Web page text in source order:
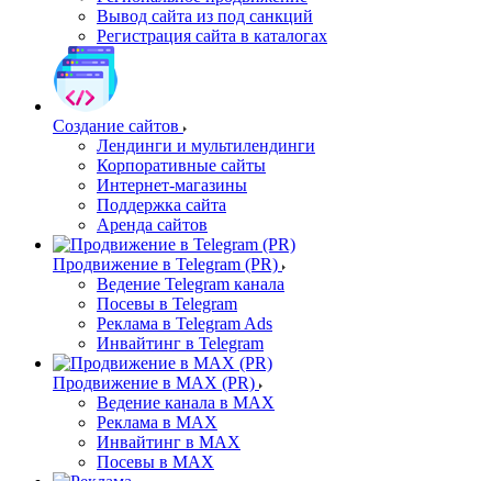
Вывод сайта из под санкций
Регистрация сайта в каталогах
Создание сайтов
Лендинги и мультилендинги
Корпоративные сайты
Интернет-магазины
Поддержка сайта
Аренда сайтов
Продвижение в Telegram (PR)
Ведение Telegram канала
Посевы в Telegram
Реклама в Telegram Ads
Инвайтинг в Telegram
Продвижение в MAX (PR)
Ведение канала в MAX
Реклама в MAX
Инвайтинг в MAX
Посевы в MAX